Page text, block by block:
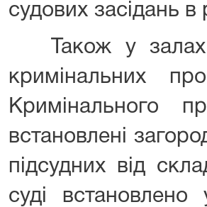
судових засідань
Також у залах
кримінальних
Кримінального
встановлені
підсудних від
суді встановлено